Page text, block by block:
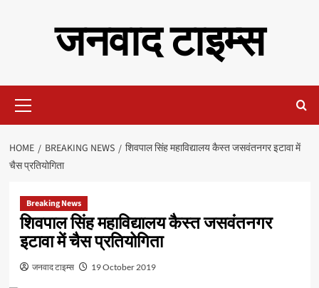
जनवाद टाइम्स
Menu
HOME BREAKING NEWS
शिवपाल सिंह महाविद्यालय कैस्त जसवंतनगर इटावा में
चैस प्रतियोगिता
Breaking News
शिवपाल सिंह महाविद्यालय कैस्त जसवंतनगर
इटावा में चैस प्रतियोगिता
जनवाद टाइम्स 19 October 2019